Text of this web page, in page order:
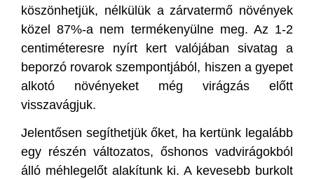
köszönhetjük, nélkülük a zárvatermő növények
közel 87%-a nem termékenyülne meg. Az 1-2
centiméteresre nyírt kert valójában sivatag a
beporzó rovarok szempontjából, hiszen a gyepet
alkotó növényeket még virágzás előtt
visszavágjuk.
Jelentősen segíthetjük őket, ha kertünk legalább
egy részén változatos, őshonos vadvirágokból
álló méhlegelőt alakítunk ki. A kevesebb burkolt